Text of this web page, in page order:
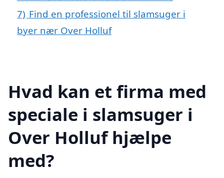
7) Find en professionel til slamsuger i
byer nær Over Holluf
Hvad kan et firma med
speciale i slamsuger i
Over Holluf hjælpe
med?